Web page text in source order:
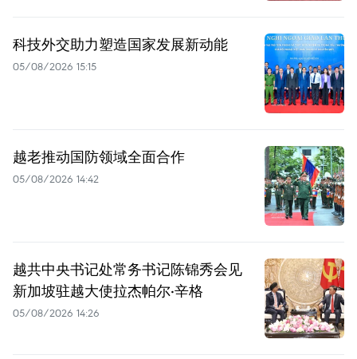
科技外交助力塑造国家发展新动能
05/08/2026 15:15
越老推动国防领域全面合作
05/08/2026 14:42
越共中央书记处常务书记陈锦秀会见
新加坡驻越大使拉杰帕尔·辛格
05/08/2026 14:26